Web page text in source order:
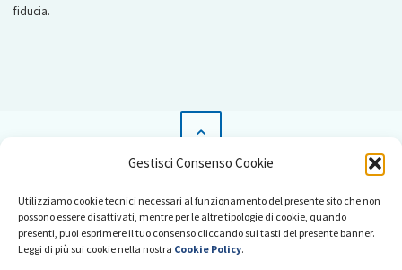
Gestisci Consenso Cookie
Utilizziamo cookie tecnici necessari al funzionamento del presente sito che non
possono essere disattivati, mentre per le altre tipologie di cookie, quando
presenti, puoi esprimere il tuo consenso cliccando sui tasti del presente banner.
Leggi di più sui cookie nella nostra Cookie Policy.
fiducia.
Pubblicità su Radio Salus
Collabora con noi